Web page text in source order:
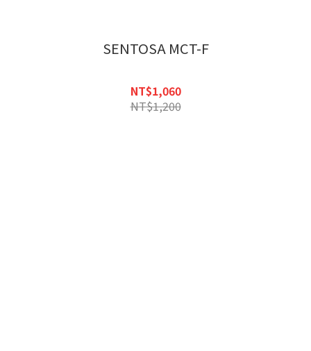
SENTOSA MCT-F
NT$1,060
NT$1,200